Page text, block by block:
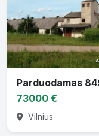
73000 €
Vilnius